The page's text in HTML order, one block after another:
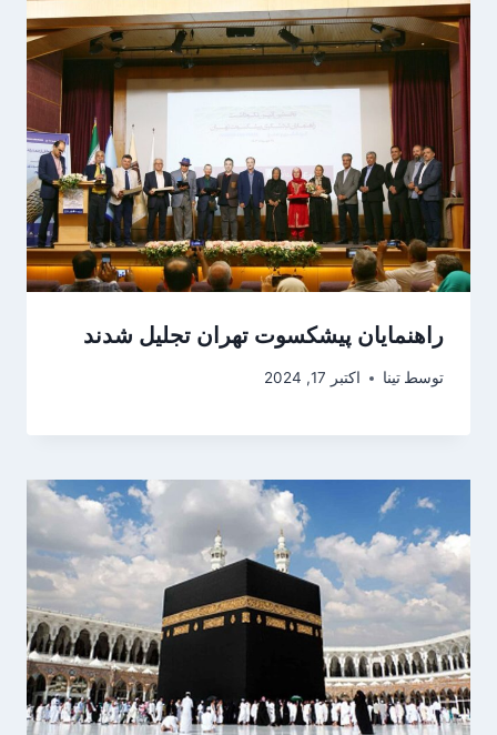
راهنمایان پیشکسوت تهران تجلیل شدند
توسط تینا اکتبر 17, 2024